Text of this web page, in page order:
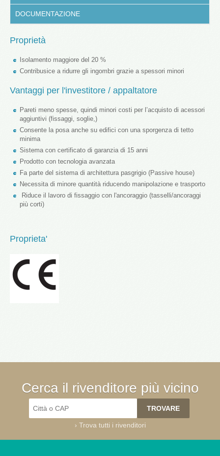
DOCUMENTAZIONE
Proprietà
Isolamento maggiore del 20 %
Contribusice a ridurre gli ingombri grazie a spessori minori
Vantaggi per l'investitore / appaltatore
Pareti meno spesse, quindi minori costi per l’acquisto di acessori
aggiuntivi (fissaggi, soglie,)
Consente la posa anche su edifici con una sporgenza di tetto
minima
Sistema con certificato di garanzia di 15 anni
Prodotto con tecnologia avanzata
Fa parte del sistema di architettura pasgrigio (Passive house)
Necessita di minore quantità riducendo manipolazione e trasporto
Riduce il lavoro di fissaggio con l'ancoraggio (tasselli/ancoraggi
più corti)
Proprieta'
Cerca il rivenditore più vicino
› Trova tutti i rivenditori